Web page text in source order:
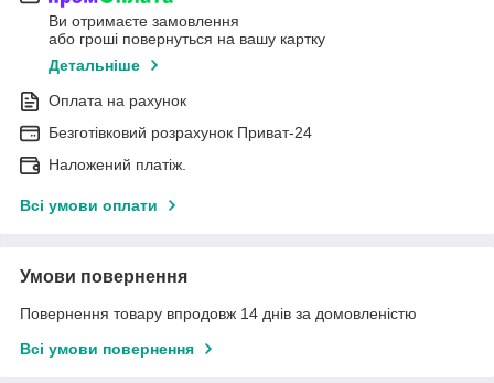
Ви отримаєте замовлення
або гроші повернуться на вашу картку
Детальніше
Оплата на рахунок
Безготівковий розрахунок Приват-24
Наложений платіж.
Всі умови оплати
Умови повернення
Повернення товару впродовж 14 днів за домовленістю
Всі умови повернення